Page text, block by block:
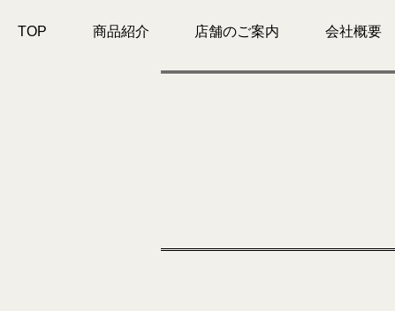
TOP 商品紹介 店舗のご案内 会社概要